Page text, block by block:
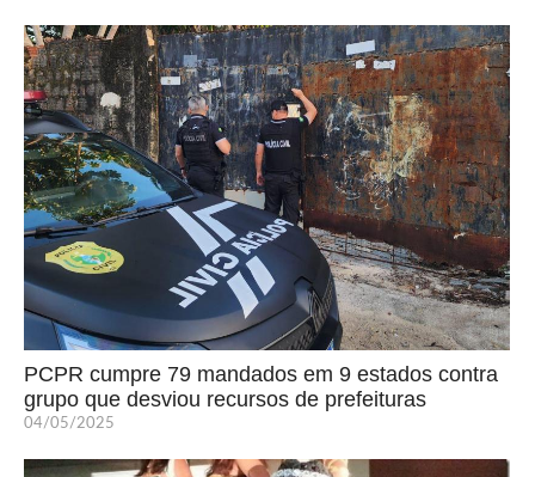
PCPR cumpre 79 mandados em 9 estados contra
grupo que desviou recursos de prefeituras
04/05/2025